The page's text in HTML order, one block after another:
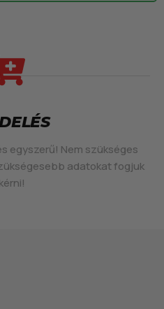
egyszerű! Nem szükséges
adatokat fogjuk